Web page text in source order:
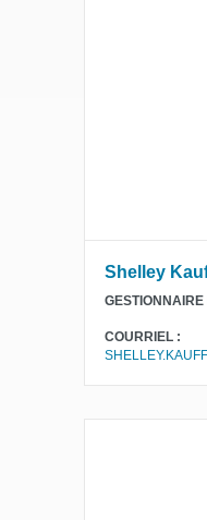
Shelley
GESTIONNAIRE
COURRIEL :